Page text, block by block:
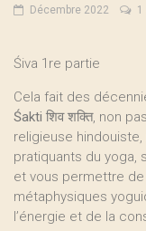
Décembre 2022
Śiva 1re partie
Cela fait des
Śakti शिव शक्ति, non
religieuse
pratiquants du yoga,
et vous permettre
métaphysiques
l’énergie et de la